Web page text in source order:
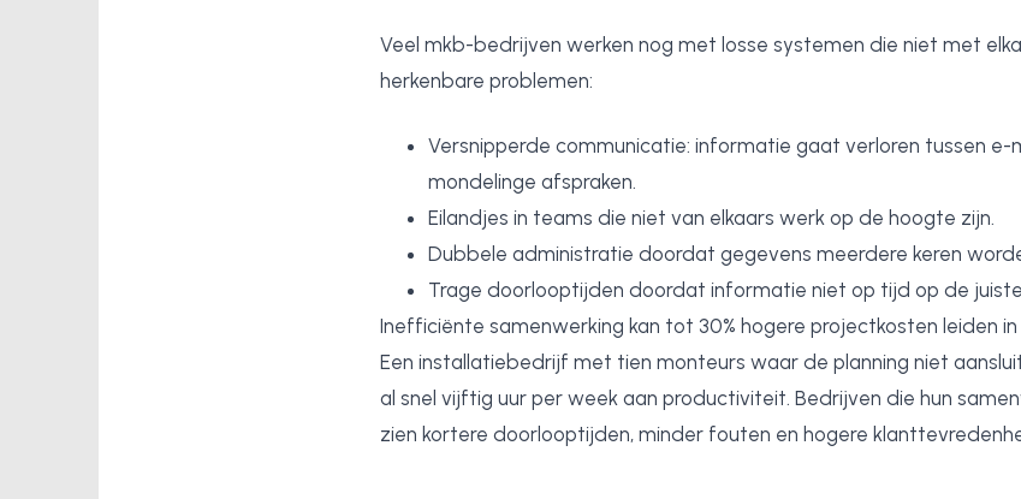
Veel mkb-bedrijven werken nog met losse systemen die niet met
herkenbare problemen:
Versnipperde communicatie: informatie gaat verloren tussen e-
mondelinge afspraken.
Eilandjes in teams die niet van elkaars werk op de hoogte zijn.
Dubbele administratie doordat gegevens meerdere keren
Trage doorlooptijden doordat informatie niet op tijd op de juiste
Inefficiënte samenwerking kan tot 30% hogere projectkosten leiden
Een installatiebedrijf met tien monteurs waar de planning niet
al snel vijftig uur per week aan productiviteit. Bedrijven die hun
zien kortere doorlooptijden, minder fouten en hogere